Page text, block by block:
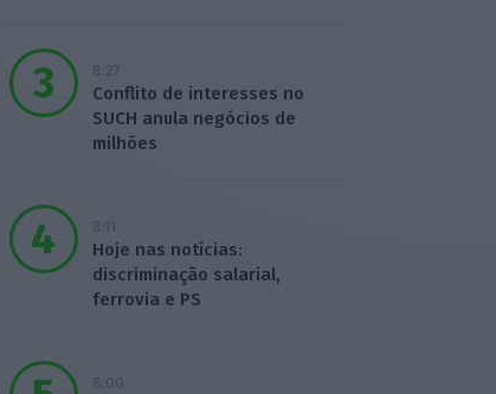
8:27
Conflito de interesses no
SUCH anula negócios de
milhões
8:11
Hoje nas notícias:
discriminação salarial,
ferrovia e PS
8:00